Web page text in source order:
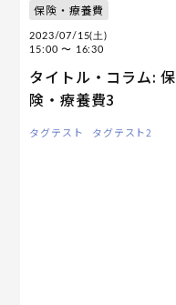
保険・療養費
2023/07/15(土)
15:00〜 16:30
タイトル・コラム: 保
険・療養費3
タグテスト タグテスト2